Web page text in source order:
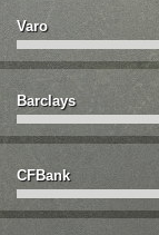
Varo
Barclays
CFBank